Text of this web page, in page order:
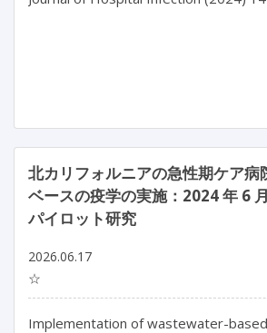
北カリフォルニアの急性期ケア病
ベースの疫学の実施：2024 年 6
パイロット研究
2026.06.17
☆
Implementation of wastewater-